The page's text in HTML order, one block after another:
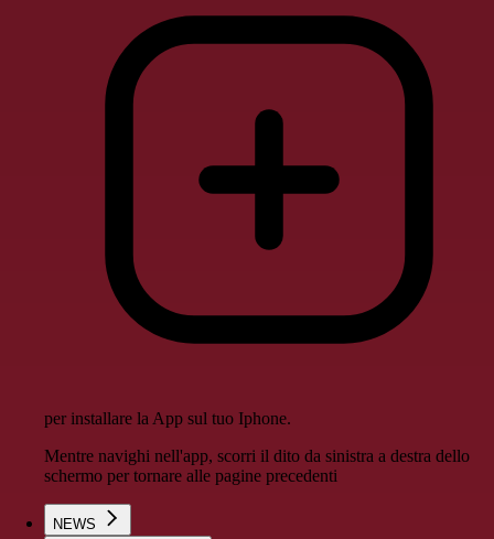
per installare la App sul tuo Iphone.
Mentre navighi nell'app, scorri il dito da sinistra a destra dello
schermo per tornare alle pagine precedenti
NEWS